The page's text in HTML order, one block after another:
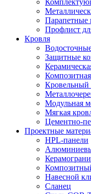
Профлист
Кровля
Защитные
Кровельный
Модульная
Мягкая
Цементно-
Проектные
HPL-панели
Навесной
Сланец